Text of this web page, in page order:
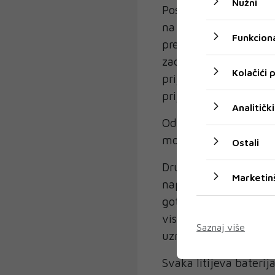
Postoji niz stvari
na preniskoj ili
preranog starenja
zadržavanja pune
prijenosno računalo,
prijenosnog računala
Održavanje baterije
može dovesti do
Druga briga je
napunjenost čak i
gotovo neprekidno,
visoka ili niska
uzrokujući da s
Svaka litijeva
Kolačići
Analitički
Ostali
Saznaj više